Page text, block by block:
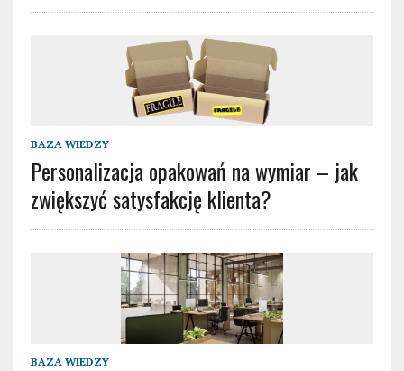
BAZA WIEDZY
Personalizacja opakowań na wymiar – jak
zwiększyć satysfakcję klienta?
BAZA WIEDZY